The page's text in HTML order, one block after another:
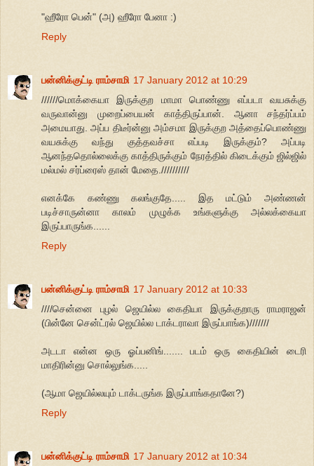
"ஹீரோ பென்" (அ) ஹீரோ பேனா :)
Reply
பன்னிக்குட்டி ராம்சாமி 17 January 2012 at 10:29
//////மொக்கையா இருக்குற மாமா பொண்ணு எப்படா வயசுக்கு
வருவான்னு முறைப்பையன் காத்திருப்பான். ஆனா சந்தர்ப்பம்
அமையாது. அப்ப திடீர்ன்னு அம்சமா இருக்குற அத்தைப்பொண்ணு
வயசுக்கு வந்து குத்தவச்சா எப்படி இருக்கும்? அப்படி
ஆனந்ததொல்லைக்கு காத்திருக்கும் நேரத்தில் கிடைக்கும் ஜில்ஜில்
மல்மல் சர்ப்ரைஸ் தான் மேதை.//////////
எனக்கே கண்ணு கலங்குதே..... இத மட்டும் அண்ணன்
படிச்சாருன்னா காலம் முழுக்க உங்களுக்கு அல்லக்கையா
இருப்பாருங்க......
Reply
பன்னிக்குட்டி ராம்சாமி 17 January 2012 at 10:33
////சென்னை புழல் ஜெயில்ல கைதியா இருக்குறாரு ராமராஜன்
(பின்னே சென்ட்ரல் ஜெயில்ல டாக்டராவா இருப்பாங்க)///////
அடடா என்ன ஒரு ஓப்பனிங்....... படம் ஒரு கைதியின் டைரி
மாதிரின்னு சொல்லுங்க.....
(ஆமா ஜெயில்லயும் டாக்டருங்க இருப்பாங்கதானே?)
Reply
பன்னிக்குட்டி ராம்சாமி 17 January 2012 at 10:34